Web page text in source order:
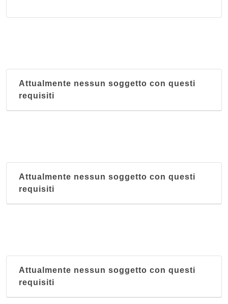
Attualmente nessun soggetto con questi
requisiti
Attualmente nessun soggetto con questi
requisiti
Attualmente nessun soggetto con questi
requisiti